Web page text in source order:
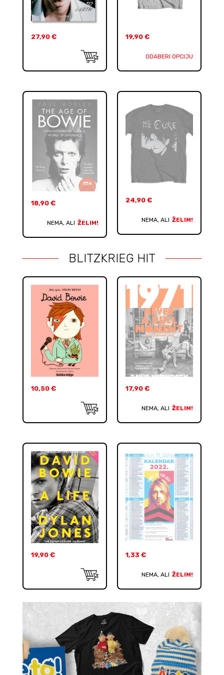
27,90 € 19,90 €
ODABERI OPCIJU
18,90 €
NEMA, ALI ŽELIM!
24,90 €
NEMA, ALI ŽELIM!
BLITZKRIEG HIT
10,50 € 17,90 €
NEMA, ALI ŽELIM!
19,90 € 1,33 €
NEMA, ALI ŽELIM!